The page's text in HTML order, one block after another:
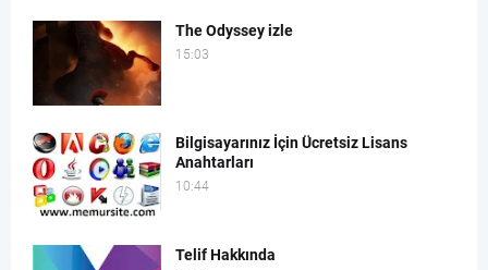
The Odyssey izle
15:03
Bilgisayarınız İçin Ücretsiz Lisans
Anahtarları
10:44
Telif Hakkında